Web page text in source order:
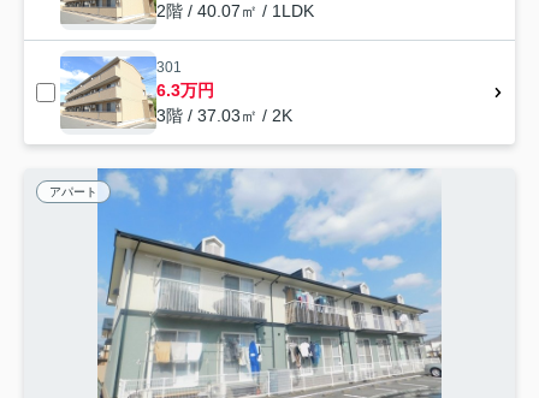
2階 / 40.07㎡ / 1LDK
301
6.3万円
3階 / 37.03㎡ / 2K
アパート